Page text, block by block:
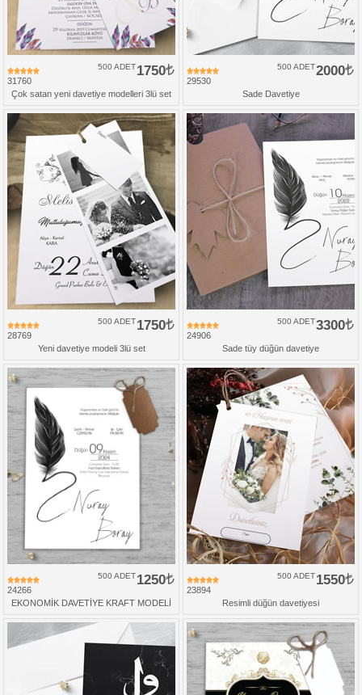
31760
1750
500 ADET
Çok satan yeni davetiye modelleri 3lü set
29530
2000
500 ADET
Sade Davetiye
28769
1750
500 ADET
Yeni davetiye modeli 3lü set
24906
3300
500 ADET
Sade tüy düğün davetiye
24266
1250
500 ADET
EKONOMİK DAVETİYE KRAFT MODELİ
23894
1550
500 ADET
Resimli düğün davetiyesi